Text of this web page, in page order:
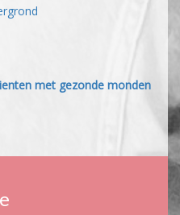
met gezonde monden